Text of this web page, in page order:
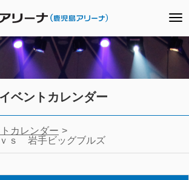
イベントカレンダー
カレンダー
ｓ 岩手ビッグブルズ